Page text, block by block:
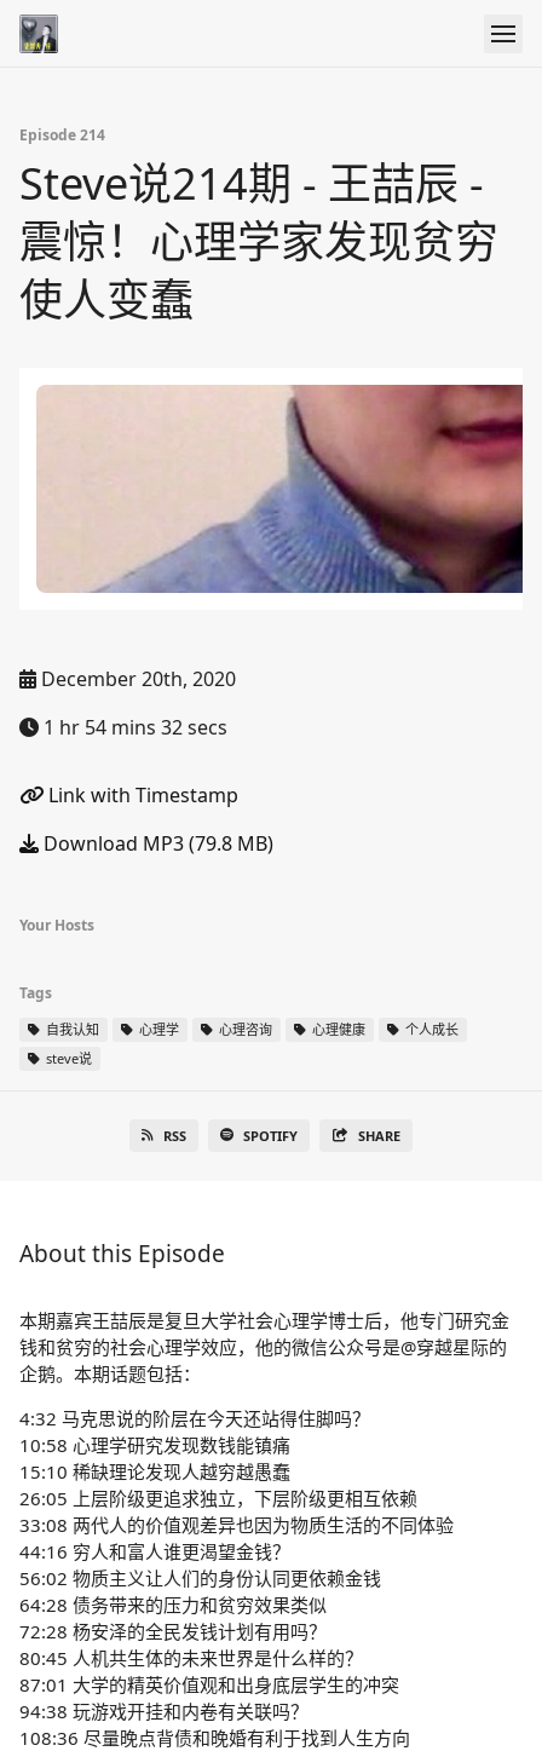
Episode 214
Steve说214期 - 王喆辰 -
震惊！心理学家发现贫穷
使人变蠢
December 20th, 2020
1 hr 54 mins 32 secs
Link with Timestamp
Download MP3 (79.8 MB)
Your Hosts
Tags
自我认知 心理学 心理咨询 心理健康
个人成长
steve说
RSS SPOTIFY SHARE
About this Episode
本期嘉宾王喆辰是复旦大学社会心理学博士后，他专门研究金
钱和贫穷的社会心理学效应，他的微信公众号是@穿越星际的
企鹅。本期话题包括：
4:32 马克思说的阶层在今天还站得住脚吗？
10:58 心理学研究发现数钱能镇痛
15:10 稀缺理论发现人越穷越愚蠢
26:05 上层阶级更追求独立，下层阶级更相互依赖
33:08 两代人的价值观差异也因为物质生活的不同体验
44:16 穷人和富人谁更渴望金钱？
56:02 物质主义让人们的身份认同更依赖金钱
64:28 债务带来的压力和贫穷效果类似
72:28 杨安泽的全民发钱计划有用吗？
80:45 人机共生体的未来世界是什么样的？
87:01 大学的精英价值观和出身底层学生的冲突
94:38 玩游戏开挂和内卷有关联吗？
108:36 尽量晚点背债和晚婚有利于找到人生方向